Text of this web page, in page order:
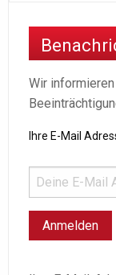
Wir
Ihre E-Mail